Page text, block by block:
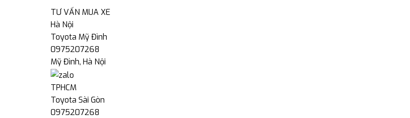
TƯ VẤN MUA XE
Hà Nội
Toyota Mỹ Đình
0975207268
Mỹ Đình, Hà Nội
TPHCM
Toyota Sài Gòn
0975207268